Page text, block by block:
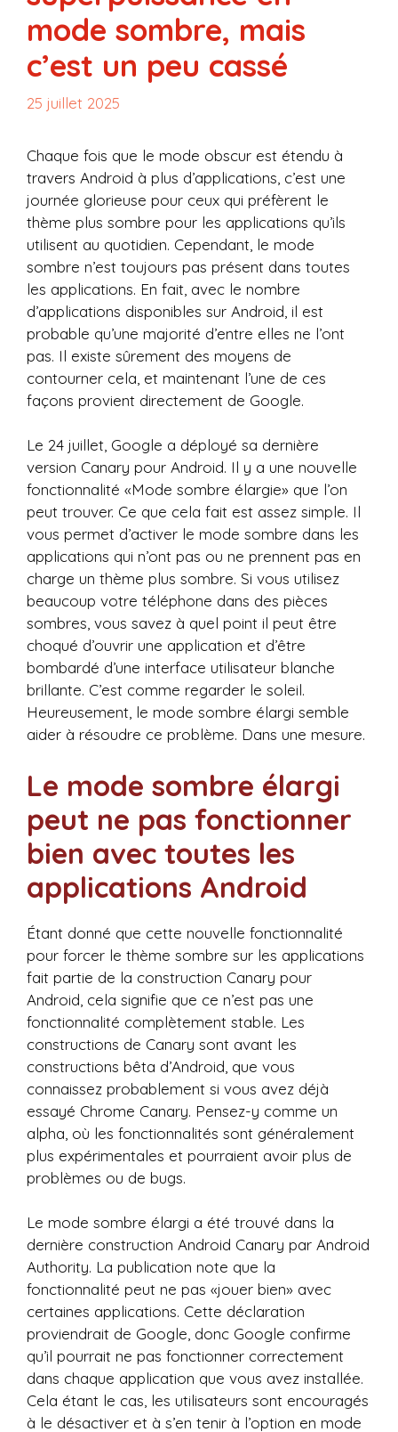
mode sombre, mais
c’est un peu cassé
25 juillet 2025
Chaque fois que le mode obscur est étendu à
travers Android à plus d’applications, c’est une
journée glorieuse pour ceux qui préfèrent le
thème plus sombre pour les applications qu’ils
utilisent au quotidien. Cependant, le mode
sombre n’est toujours pas présent dans toutes
les applications. En fait, avec le nombre
d’applications disponibles sur Android, il est
probable qu’une majorité d’entre elles ne l’ont
pas. Il existe sûrement des moyens de
contourner cela, et maintenant l’une de ces
façons provient directement de Google.
Le 24 juillet, Google a déployé sa dernière
version Canary pour Android. Il y a une nouvelle
fonctionnalité «Mode sombre élargie» que l’on
peut trouver. Ce que cela fait est assez simple. Il
vous permet d’activer le mode sombre dans les
applications qui n’ont pas ou ne prennent pas en
charge un thème plus sombre. Si vous utilisez
beaucoup votre téléphone dans des pièces
sombres, vous savez à quel point il peut être
choqué d’ouvrir une application et d’être
bombardé d’une interface utilisateur blanche
brillante. C’est comme regarder le soleil.
Heureusement, le mode sombre élargi semble
aider à résoudre ce problème. Dans une mesure.
Le mode sombre élargi
peut ne pas fonctionner
bien avec toutes les
applications Android
Étant donné que cette nouvelle fonctionnalité
pour forcer le thème sombre sur les applications
fait partie de la construction Canary pour
Android, cela signifie que ce n’est pas une
fonctionnalité complètement stable. Les
constructions de Canary sont avant les
constructions bêta d’Android, que vous
connaissez probablement si vous avez déjà
essayé Chrome Canary. Pensez-y comme un
alpha, où les fonctionnalités sont généralement
plus expérimentales et pourraient avoir plus de
problèmes ou de bugs.
Le mode sombre élargi a été trouvé dans la
dernière construction Android Canary par Android
Authority. La publication note que la
fonctionnalité peut ne pas «jouer bien» avec
certaines applications. Cette déclaration
proviendrait de Google, donc Google confirme
qu’il pourrait ne pas fonctionner correctement
dans chaque application que vous avez installée.
Cela étant le cas, les utilisateurs sont encouragés
à le désactiver et à s’en tenir à l’option en mode